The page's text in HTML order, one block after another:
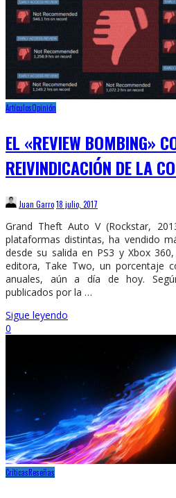
ArtículosOpinión
EL «REVIEW BOMBING»
REIVINDICACIÓN DE LA
Juan Garro18 julio, 2017
Grand Theft Auto V (Rockstar,
plataformas distintas, ha vendido
desde su salida en PS3 y Xbox
editora, Take Two, un porcentaje
anuales, aún a día de hoy.
publicados por la …
Sigue leyendo
0
CríticasReseñas